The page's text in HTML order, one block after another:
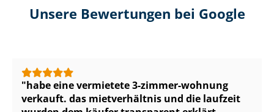
Unsere Bewertungen bei Google
habe eine vermietete 3-zimmer-wohnung
verkauft. das mietverhältnis und die laufzeit